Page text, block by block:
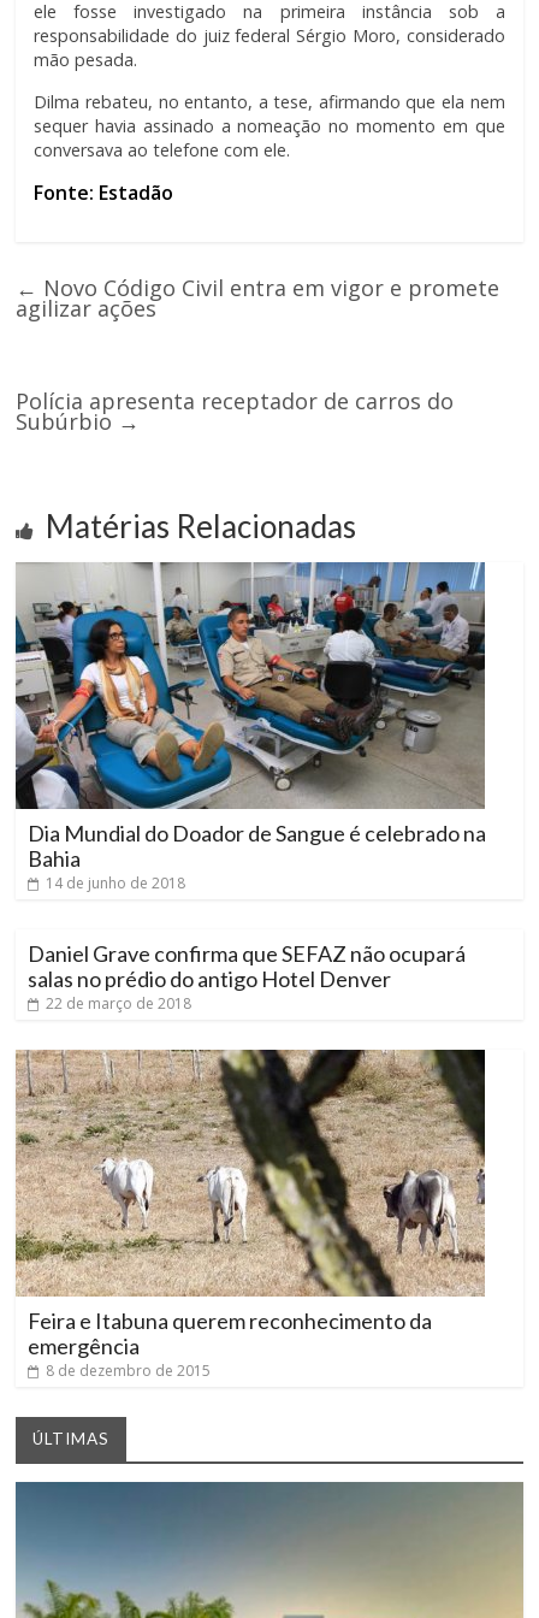
ele fosse investigado na primeira instância sob a
responsabilidade do juiz federal Sérgio Moro, considerado
mão pesada.
Dilma rebateu, no entanto, a tese, afirmando que ela nem
sequer havia assinado a nomeação no momento em que
conversava ao telefone com ele.
Fonte: Estadão
← Novo Código Civil entra em vigor e promete
agilizar ações
Polícia apresenta receptador de carros do
Subúrbio →
Matérias Relacionadas
Dia Mundial do Doador de Sangue é celebrado na
Bahia
14 de junho de 2018
Daniel Grave confirma que SEFAZ não ocupará
salas no prédio do antigo Hotel Denver
22 de março de 2018
Feira e Itabuna querem reconhecimento da
emergência
8 de dezembro de 2015
ÚLTIMAS